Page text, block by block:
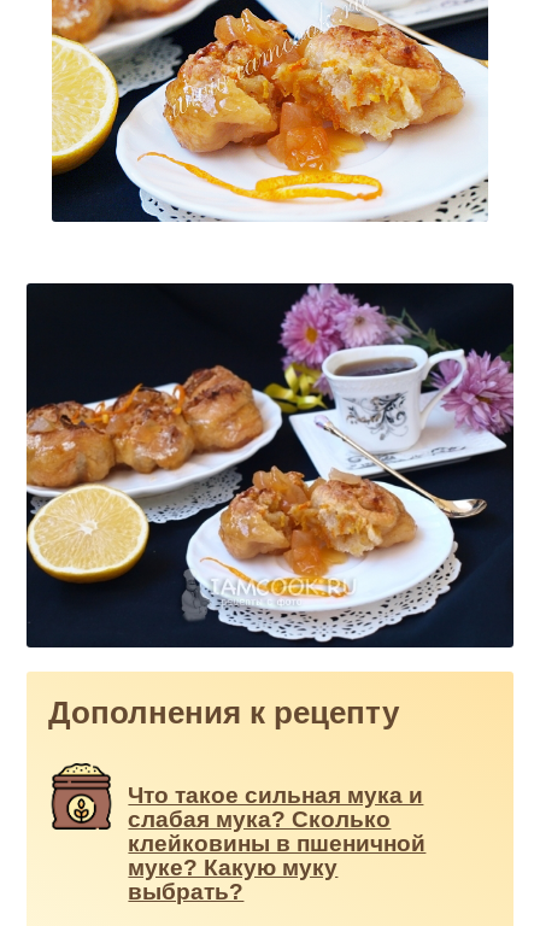
Дополнения к рецепту
Что такое сильная мука и
слабая мука? Сколько
клейковины в пшеничной
муке? Какую муку
выбрать?